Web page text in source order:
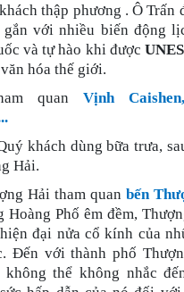
thập phương . Ô Trấn
với nhiều biến động
và tự hào khi được
hóa thế giới.
quan Vịnh
khách dùng bữa trưa,
Hải.
Hải tham quan bến
Hoàng Phố êm đềm,
đại nửa cổ kính của
Đến với thành phố
thể không nhắc